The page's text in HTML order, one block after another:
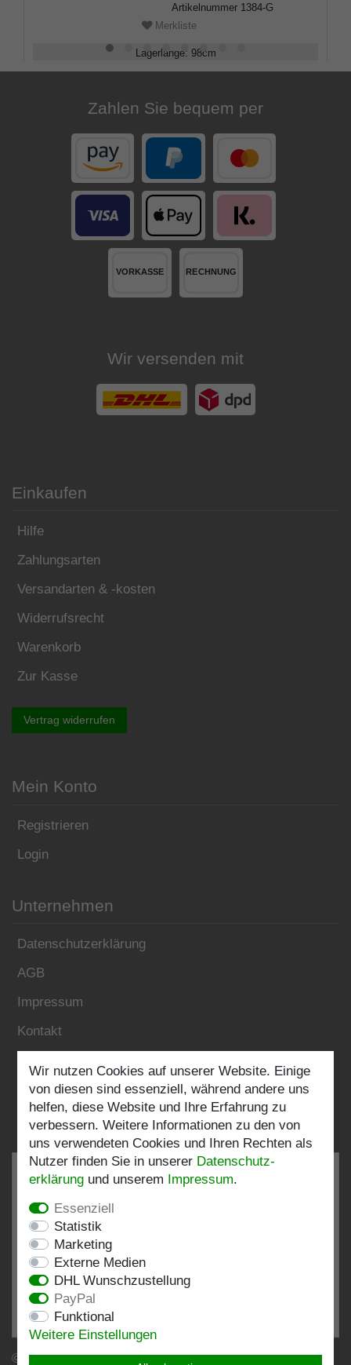
Artikelnummer 1384-G
Merkliste
Lagerlänge: 98cm
Zahlen Sie bequem per
Wir versenden mit
Einkaufen
Hilfe
Zahlungsarten
Versandarten & -kosten
Widerrufsrecht
Warenkorb
Zur Kasse
Vertrag widerrufen
Mein Konto
Registrieren
Login
Unternehmen
Datenschutzerklärung
AGB
Impressum
Kontakt
Folgen Sie uns:
bei: shopvote.de, Amazon
Bewertungsprofil bei SHOPVOTE.DE ansehen
Informationen zur Echtheit von Kundenbewertungen
© Copyright 2026 | Stockshop.de GmbH. Alle Rechte
Wir nutzen Cookies auf unserer Website. Einige
von diesen sind essenziell, während andere uns
helfen, diese Website und Ihre Erfahrung zu
verbessern. Weitere Informationen zu den von
uns verwendeten Cookies und Ihren Rechten als
Nutzer finden Sie in unserer Daten­schutz­
erklärung und unserem Impressum.
Essenziell
Statistik
Marketing
Externe Medien
DHL Wunschzustellung
PayPal
Funktional
Weitere Einstellungen